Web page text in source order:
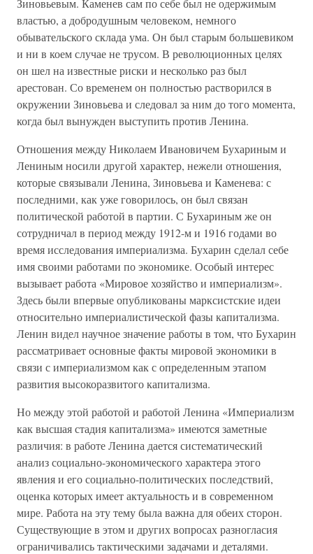
Зиновьевым. Каменев сам по себе был не одержимым
властью, а добродушным человеком, немного
обывательского склада ума. Он был старым большевиком
и ни в коем случае не трусом. В революционных целях
он шел на известные риски и несколько раз был
арестован. Со временем он полностью растворился в
окружении Зиновьева и следовал за ним до того момента,
когда был вынужден выступить против Ленина.
Отношения между Николаем Ивановичем Бухариным и
Лениным носили другой характер, нежели отношения,
которые связывали Ленина, Зиновьева и Каменева: с
последними, как уже говорилось, он был связан
политической работой в партии. С Бухариным же он
сотрудничал в период между 1912-м и 1916 годами во
время исследования империализма. Бухарин сделал себе
имя своими работами по экономике. Особый интерес
вызывает работа «Мировое хозяйство и империализм».
Здесь были впервые опубликованы марксистские идеи
относительно империалистической фазы капитализма.
Ленин видел научное значение работы в том, что Бухарин
рассматривает основные факты мировой экономики в
связи с империализмом как с определенным этапом
развития высокоразвитого капитализма.
Но между этой работой и работой Ленина «Империализм
как высшая стадия капитализма» имеются заметные
различия: в работе Ленина дается систематический
анализ социально-экономического характера этого
явления и его социально-политических последствий,
оценка которых имеет актуальность и в современном
мире. Работа на эту тему была важна для обеих сторон.
Существующие в этом и других вопросах разногласия
ограничивались тактическими задачами и деталями.